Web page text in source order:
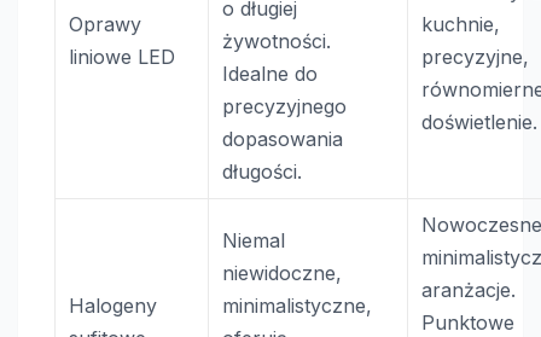
Oprawy
liniowe LED
o długiej
żywotności.
Idealne do
precyzyjnego
dopasowania
długości.
kuchnie,
precyzyjne,
doświetlenie.
Halogeny
Niemal
niewidoczne,
minimalistyczne,
aranżacje.
Punktowe